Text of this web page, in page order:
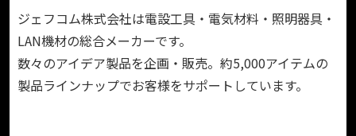
ジェフコム株式会社は電設工具・電気材料・照明器具・
LAN機材の総合メーカーです。
数々のアイデア製品を企画・販売。約5,000アイテムの
製品ラインナップでお客様をサポートしています。